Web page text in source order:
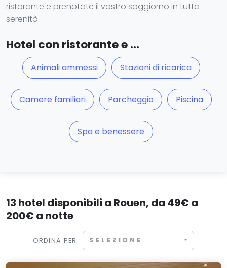
ristorante e prenotate il vostro soggiorno in tutta
serenità.
Hotel con ristorante e ...
Animali ammessi Stazioni di ricarica
Camere familiari Parcheggio Piscina
Spa e benessere
13 hotel disponibili a Rouen, da 49€ a
200€ a notte
ORDINA PER SELEZIONE